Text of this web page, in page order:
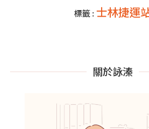
標籤 : 士林捷運
關於詠溱